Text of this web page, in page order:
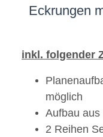
Eckrungen
inkl. folgender
möglich
Aufbau aus
2 Reihen